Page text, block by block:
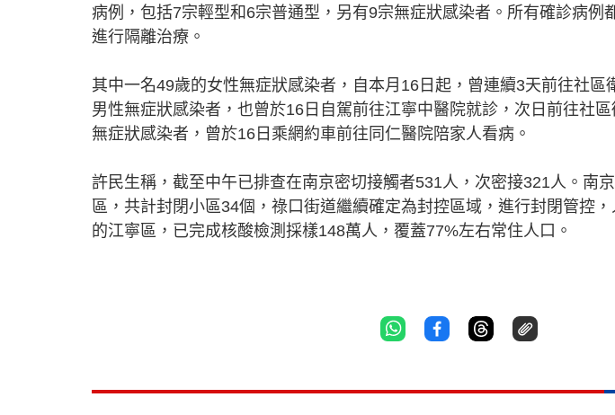
病例，包括7宗輕型和6宗普通型，另有9宗無症狀感染者。所有確診病例
進行隔離治療。
其中一名49歲的女性無症狀感染者，自本月16日起，曾連續3天前往社區
男性無症狀感染者，也曾於16日自駕前往江寧中醫院就診，次日前往社
無症狀感染者，曾於16日乘網約車前往同仁醫院陪家人看病。
許民生稱，截至中午已排查在南京密切接觸者531人，次密接321人。南
區，共計封閉小區34個，祿口街道繼續確定為封控區域，進行封閉管控
的江寧區，已完成核酸檢測採樣148萬人，覆蓋77%左右常住人口。